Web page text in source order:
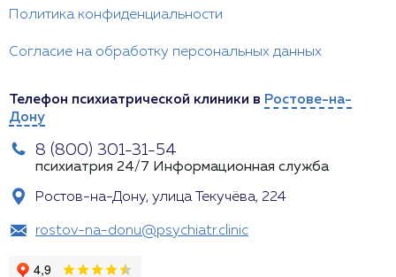
Политика конфиденциальности
Согласие на обработку персональных данных
Телефон психиатрической клиники в Ростове-на-
Дону
8 (800) 301-31-54
психиатрия 24/7 Информационная служба
Ростов-на-Дону, улица Текучёва, 224
rostov-na-donu@psychiatr.clinic